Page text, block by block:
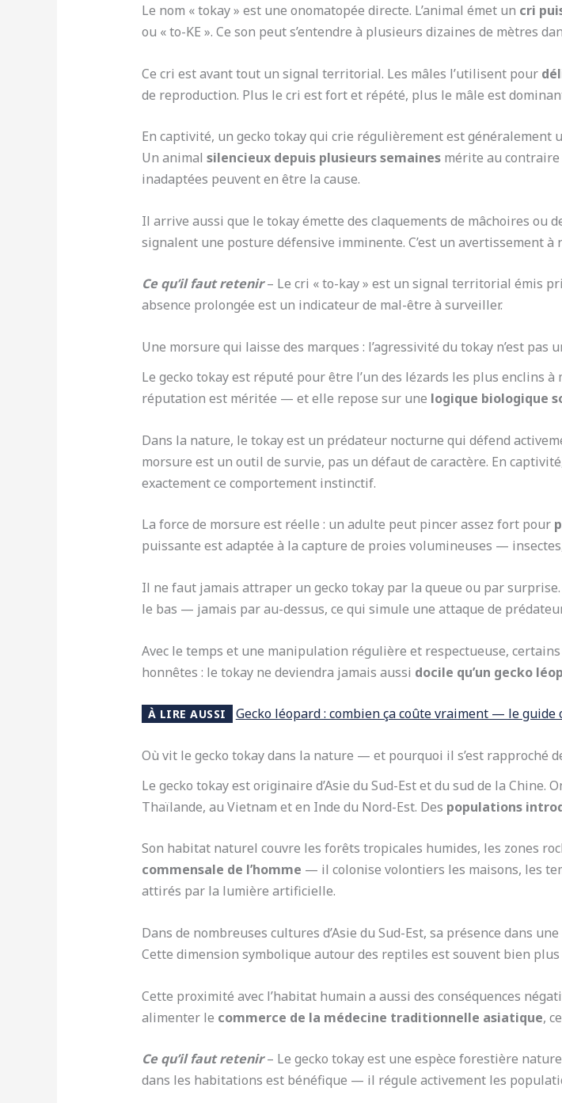
Le nom « tokay » est une onomatopée directe. L’animal émet un cri
ou « to-KE ». Ce son peut s’entendre à plusieurs dizaines de mètres
Ce cri est avant tout un signal territorial. Les mâles l’utilisent pour
de reproduction. Plus le cri est fort et répété, plus le mâle est
En captivité, un gecko tokay qui crie régulièrement est
Un animal silencieux depuis plusieurs semainesmérite au
inadaptées peuvent en être la cause.
Il arrive aussi que le tokay émette des claquements de mâchoires ou
signalent une posture défensive imminente. C’est un avertissement à
Ce qu’il faut retenir– Le cri « to-kay » est un signal territorial émis
absence prolongée est un indicateur de mal-être à surveiller.
Une morsure qui laisse des marques : l’agressivité du tokay n’est pas
Le gecko tokay est réputé pour être l’un des lézards les plus enclins
réputation est méritée — et elle repose sur une logique biologique
Dans la nature, le tokay est un prédateur nocturne qui défend
morsure est un outil de survie, pas un défaut de caractère. En
exactement ce comportement instinctif.
La force de morsure est réelle : un adulte peut pincer assez fort pour
puissante est adaptée à la capture de proies volumineuses —
Il ne faut jamais attraper un gecko tokay par la queue ou par
le bas — jamais par au-dessus, ce qui simule une attaque de
Avec le temps et une manipulation régulière et respectueuse,
honnêtes : le tokay ne deviendra jamais aussi docile qu’un gecko
À LIRE AUSSI Gecko léopard : combien ça coûte vraiment — le guide
Où vit le gecko tokay dans la nature — et pourquoi il s’est rapproché
Le gecko tokay est originaire d’Asie du Sud-Est et du sud de la
Thaïlande, au Vietnam et en Inde du Nord-Est. Des populations
Son habitat naturel couvre les forêts tropicales humides, les zones
commensale de l’homme — il colonise volontiers les maisons, les
attirés par la lumière artificielle.
Dans de nombreuses cultures d’Asie du Sud-Est, sa présence dans
Cette dimension symbolique autour des reptiles est souvent bien plus
Cette proximité avec l’habitat humain a aussi des conséquences
alimenter le commerce de la médecine traditionnelle asiatique,
Ce qu’il faut retenir– Le gecko tokay est une espèce forestière
dans les habitations est bénéfique — il régule activement les